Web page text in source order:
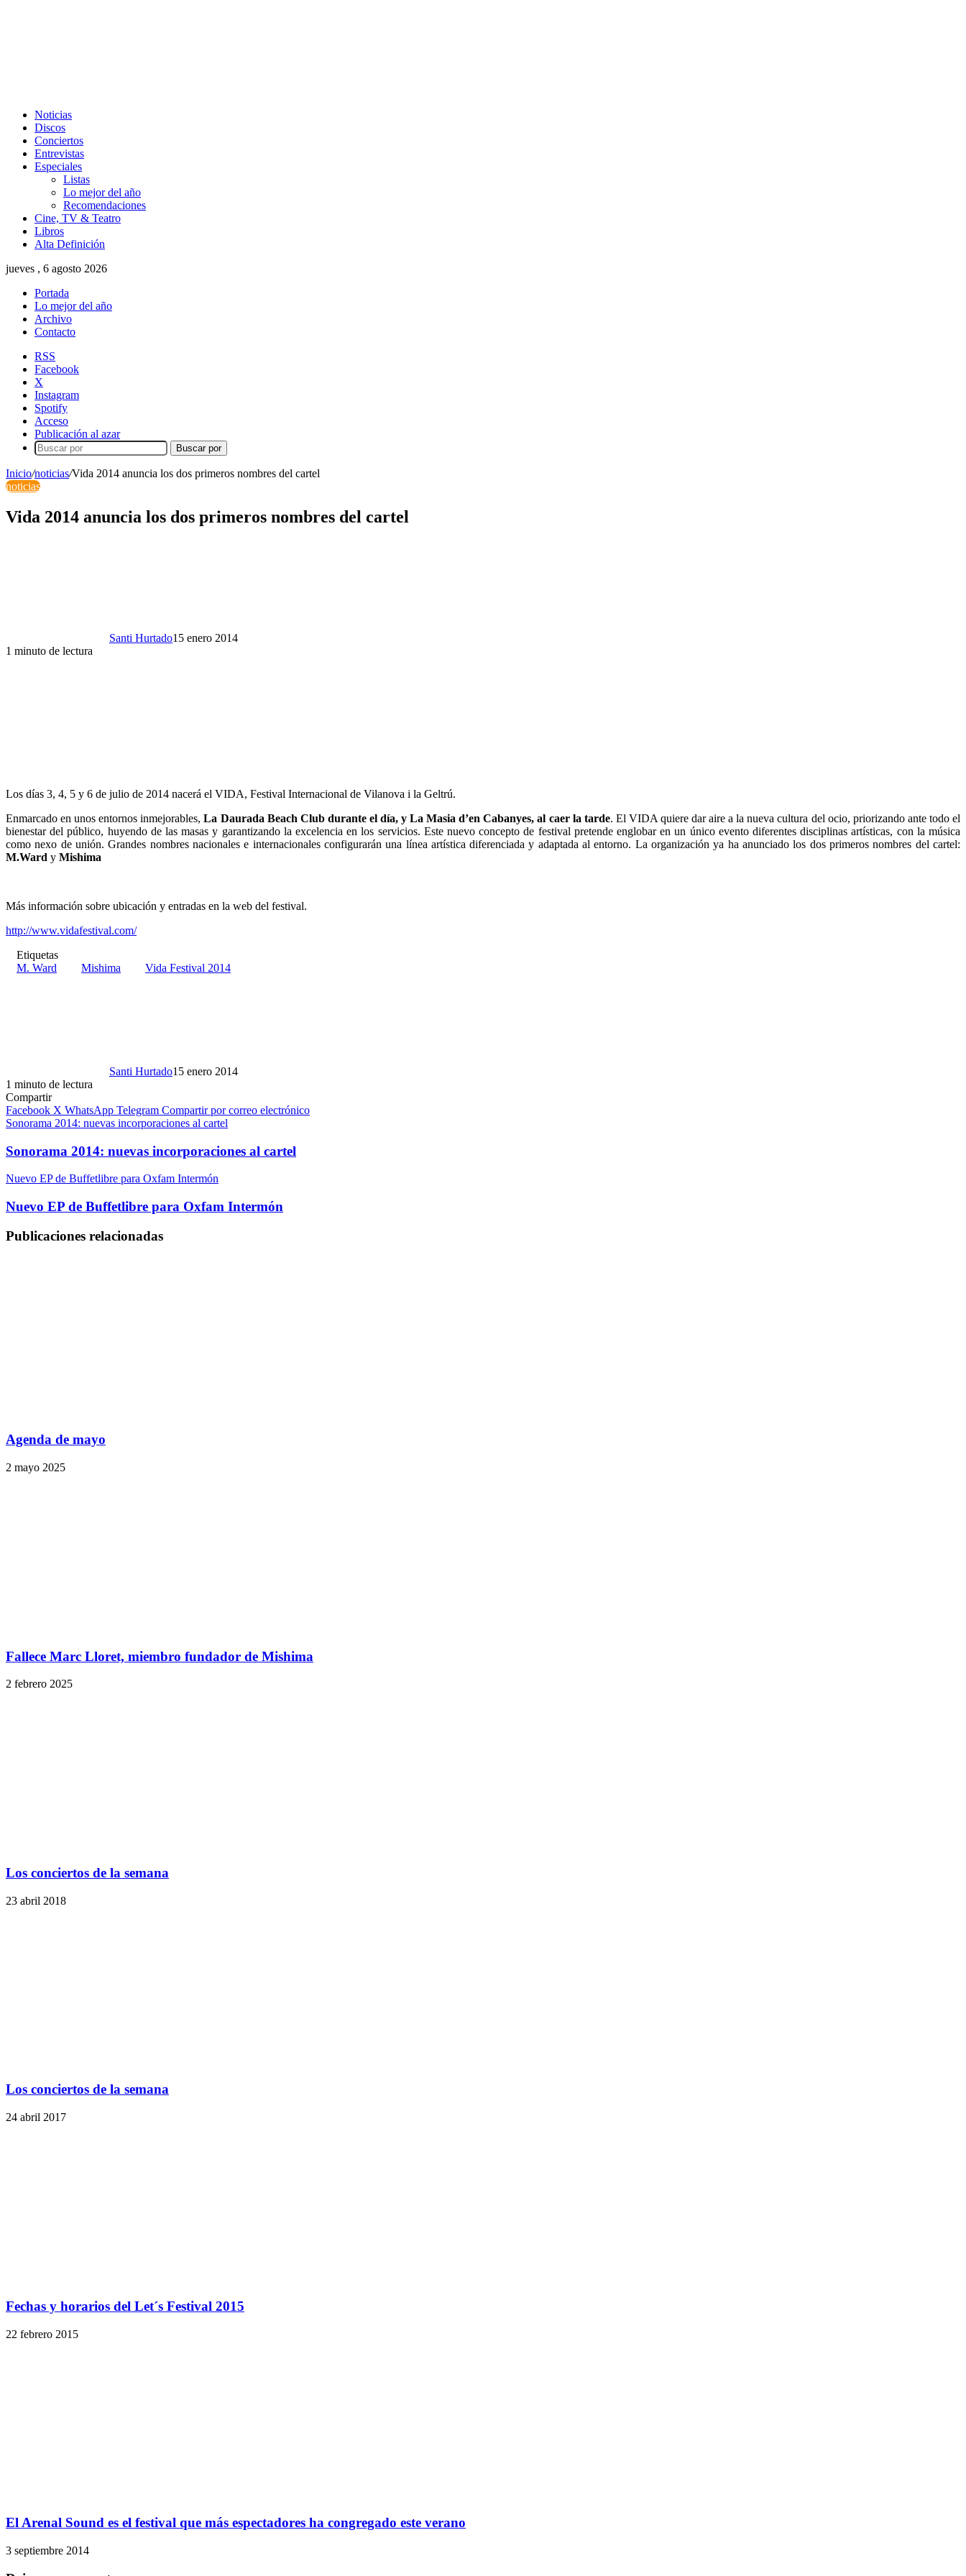
Noticias
Discos
Conciertos
Entrevistas
Especiales
Listas
Lo mejor del año
Recomendaciones
Cine, TV & Teatro
Libros
Alta Definición
jueves , 6 agosto 2026
Portada
Lo mejor del año
Archivo
Contacto
RSS
Facebook
X
Instagram
Spotify
Acceso
Publicación al azar
Buscar por
Inicio/noticias/Vida 2014 anuncia los dos primeros nombres del cartel
noticias
Vida 2014 anuncia los dos primeros nombres del cartel
Santi Hurtado15 enero 2014
1 minuto de lectura
Los días 3, 4, 5 y 6 de julio de 2014 nacerá el VIDA, Festival Internacional de Vilanova i la Geltrú.
Enmarcado en unos entornos inmejorables, La Daurada Beach Club durante el día, y La Masia d’en Cabanyes, al caer la tarde. El VIDA quiere dar aire a la nueva cultura del ocio, priorizando ante todo el
bienestar del público, huyendo de las masas y garantizando la excelencia en los servicios. Este nuevo concepto de festival pretende englobar en un único evento diferentes disciplinas artísticas, con la música
como nexo de unión. Grandes nombres nacionales e internacionales configurarán una línea artística diferenciada y adaptada al entorno. La organización ya ha anunciado los dos primeros nombres del cartel:
M.Ward y Mishima
Más información sobre ubicación y entradas en la web del festival.
http://www.vidafestival.com/
Etiquetas
M. Ward
Mishima Vida Festival 2014
Santi Hurtado15 enero 2014
1 minuto de lectura
Compartir
Facebook X WhatsApp Telegram Compartir por correo electrónico
Sonorama 2014: nuevas incorporaciones al cartel
Sonorama 2014: nuevas incorporaciones al cartel
Nuevo EP de Buffetlibre para Oxfam Intermón
Nuevo EP de Buffetlibre para Oxfam Intermón
Publicaciones relacionadas
Agenda de mayo
2 mayo 2025
Fallece Marc Lloret, miembro fundador de Mishima
2 febrero 2025
Los conciertos de la semana
23 abril 2018
Los conciertos de la semana
24 abril 2017
Fechas y horarios del Let´s Festival 2015
22 febrero 2015
El Arenal Sound es el festival que más espectadores ha congregado este verano
3 septiembre 2014